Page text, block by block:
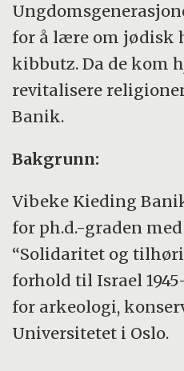
for å lære om jødisk
kibbutz. Da de kom
revitalisere
Banik.
Bakgrunn:
Vibeke Kieding
for ph.d.-graden
“Solidaritet og
forhold til Israel
for arkeologi,
Universitetet i Oslo.